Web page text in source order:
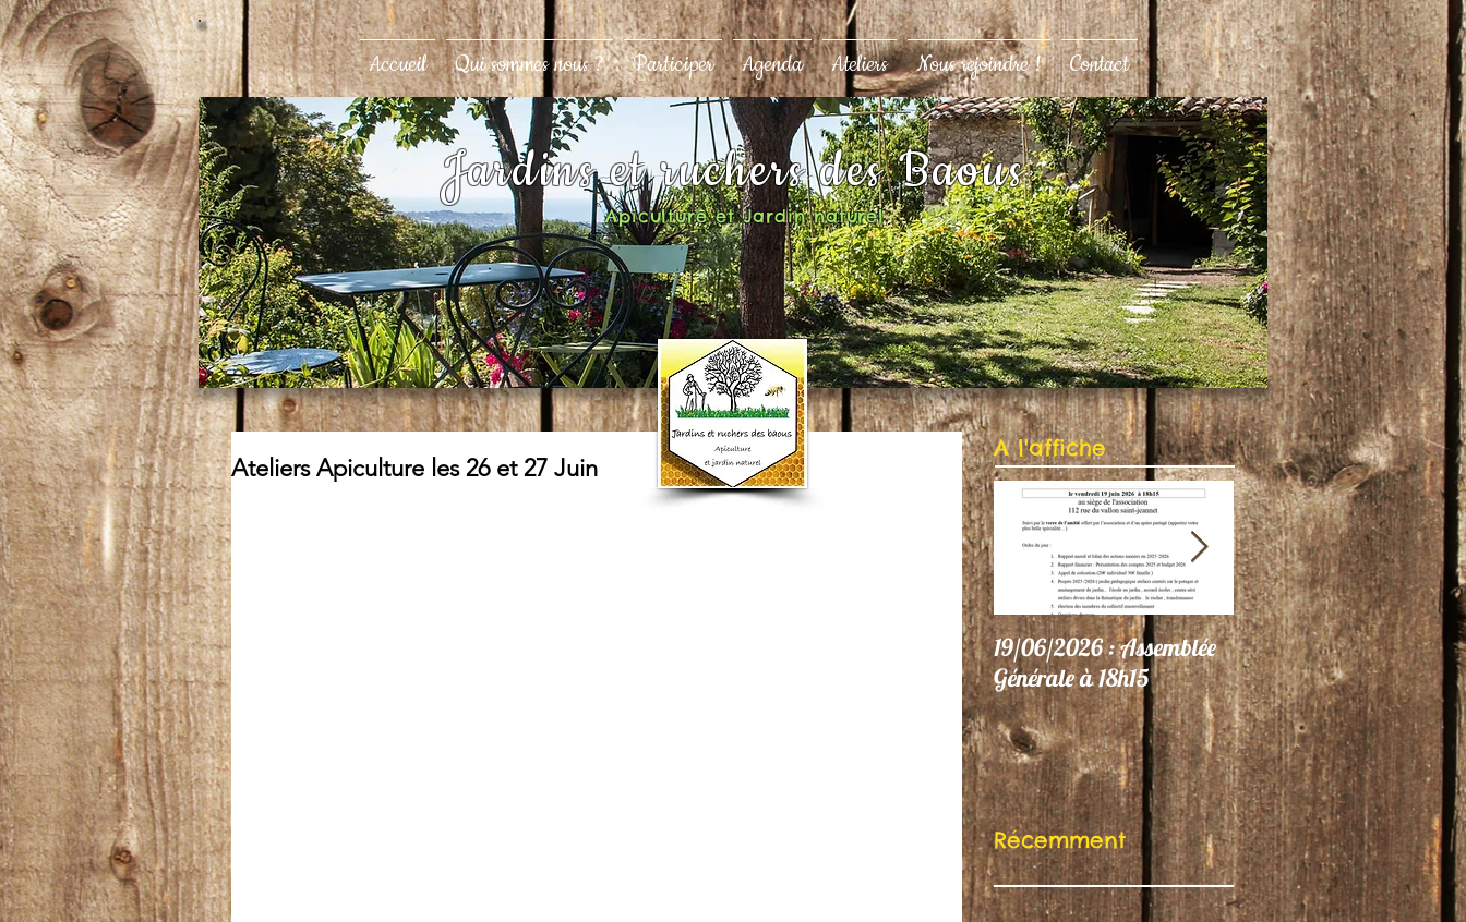
Ateliers Apiculture les 26 et 27 Juin
A l'affiche
19/06/2026 : Assemblée
Générale à 18h15
06/06/26 : Le Jardin
participe au Festival
"Autres Regards"
Récemment
Accueil Qui sommes nous ? Participer Agenda Ateliers Nous rejoindre ! Contact
Jardins et ruchers des Baous
Apiculture et Jardin naturel